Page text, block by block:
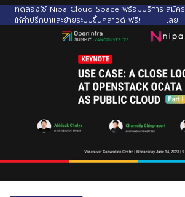
ทดลองใช้ Nipa Cloud Space พร้อมบริการ
ให้คำปรึกษาและย้ายระบบขึ้นคลาวด์ ฟรี!
สมัคร
เลย